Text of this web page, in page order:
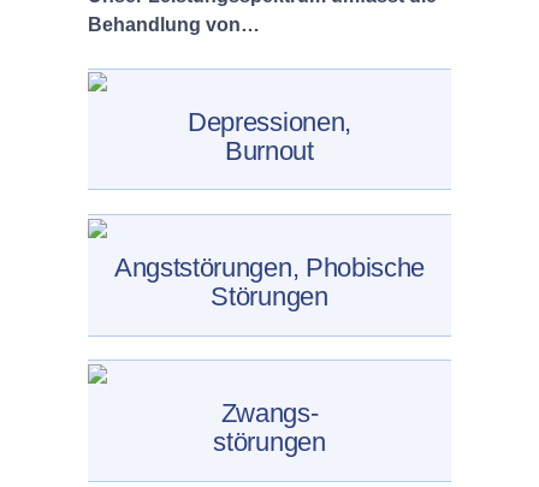
Behandlung von…
Depressionen,
Burnout
Angststörungen, Phobische
Störungen
Zwangs-
störungen